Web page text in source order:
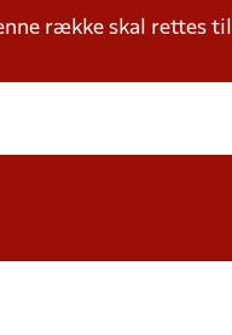
række skal rettes til